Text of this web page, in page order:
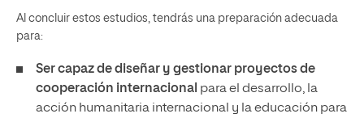
Al concluir estos estudios, tendrás una preparación adecuada
para:
Ser capaz de diseñar y gestionar proyectos de
cooperación internacional para el desarrollo, la
acción humanitaria internacional y la educación para